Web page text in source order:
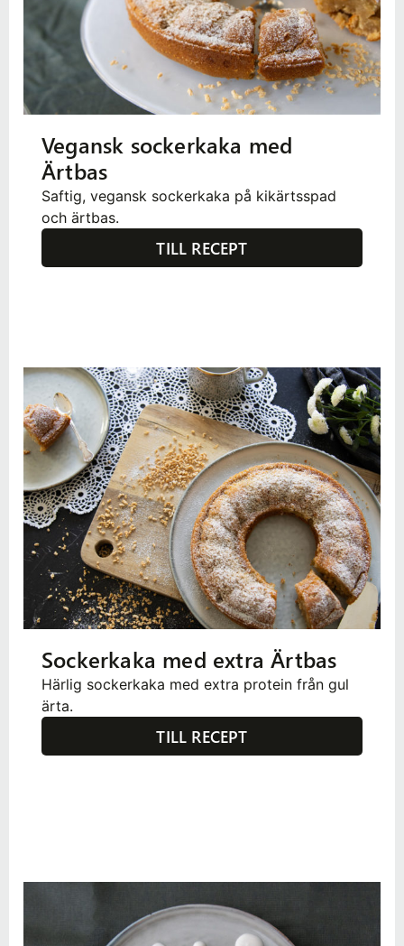
Vegansk sockerkaka med
Ärtbas
Saftig, vegansk sockerkaka på kikärtsspad
och ärtbas.
TILL RECEPT
Sockerkaka med extra Ärtbas
Härlig sockerkaka med extra protein från gul
ärta.
TILL RECEPT